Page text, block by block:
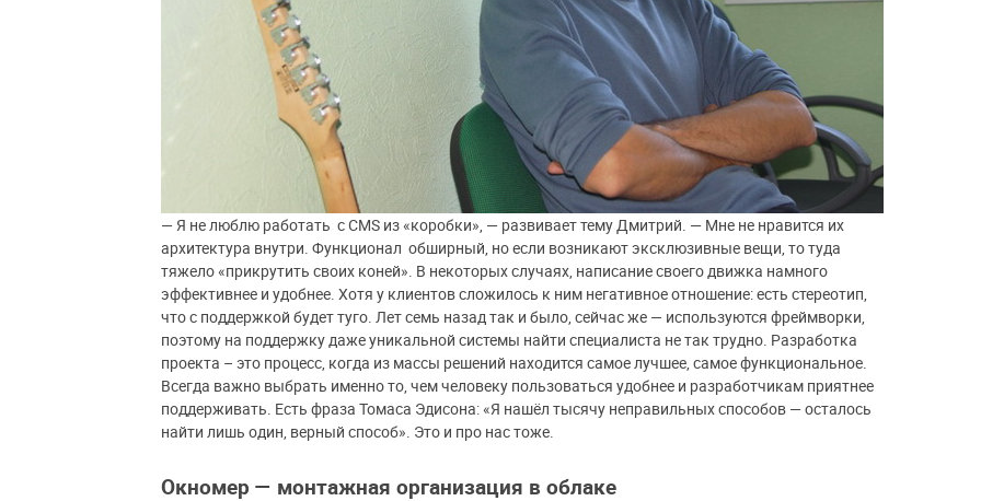
— Я не люблю работать с CMS из «коробки», — развивает тему Дмитрий. — Мне не нравится их
архитектура внутри. Функционал обширный, но если возникают эксклюзивные вещи, то туда
тяжело «прикрутить своих коней». В некоторых случаях, написание своего движка намного
эффективнее и удобнее. Хотя у клиентов сложилось к ним негативное отношение: есть стереотип,
что с поддержкой будет туго. Лет семь назад так и было, сейчас же — используются фреймворки,
поэтому на поддержку даже уникальной системы найти специалиста не так трудно. Разработка
проекта – это процесс, когда из массы решений находится самое лучшее, самое функциональное.
Всегда важно выбрать именно то, чем человеку пользоваться удобнее и разработчикам приятнее
поддерживать. Есть фраза Томаса Эдисона: «Я нашёл тысячу неправильных способов — осталось
найти лишь один, верный способ». Это и про нас тоже.
Окномер — монтажная организация в облаке